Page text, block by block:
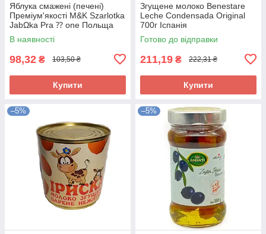
Яблука смажені (печені)
Преміум'якості M&K Szarlotka
JabΩka Pra ⁇ one Польща
650г
В наявності
98,32 ₴ 103,50 ₴
Купити
Згущене молоко Benestare
Leche Condensada Original
700г Іспанія
Готово до відправки
211,19 ₴ 222,31 ₴
Купити
–5% –5%